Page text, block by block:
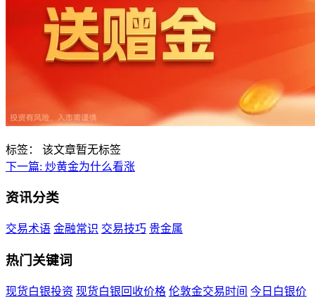
标签：
该文章暂无标签
下一篇: 炒黄金为什么看涨
资讯分类
交易术语 金融常识 交易技巧 贵金属
热门关键词
现货白银投资 现货白银回收价格 伦敦金交易时间 今日白银价